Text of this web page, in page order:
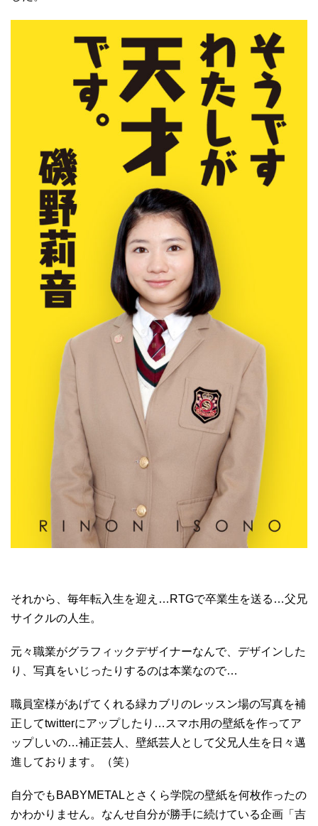
それから、毎年転入生を迎え…RTGで卒業生を送る…父兄
サイクルの人生。
元々職業がグラフィックデザイナーなんで、デザインした
り、写真をいじったりするのは本業なので…
職員室様があげてくれる緑カブリのレッスン場の写真を補
正してtwitterにアップしたり…スマホ用の壁紙を作ってア
ップしいの…補正芸人、壁紙芸人として父兄人生を日々邁
進しております。（笑）
自分でもBABYMETALとさくら学院の壁紙を何枚作ったの
かわかりません。なんせ自分が勝手に続けている企画「吉